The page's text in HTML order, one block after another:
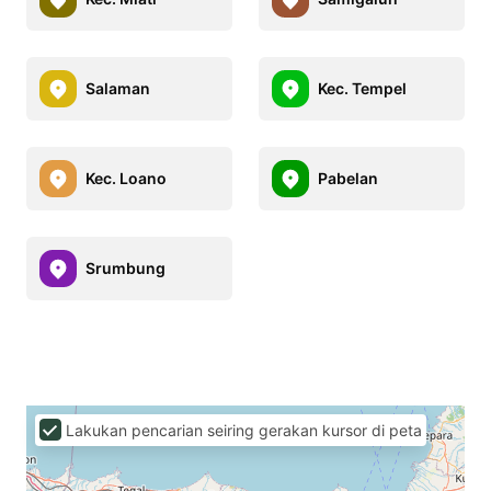
Salaman Kec. Tempel
Kec. Loano Pabelan
Srumbung
Lakukan pencarian seiring gerakan kursor di peta